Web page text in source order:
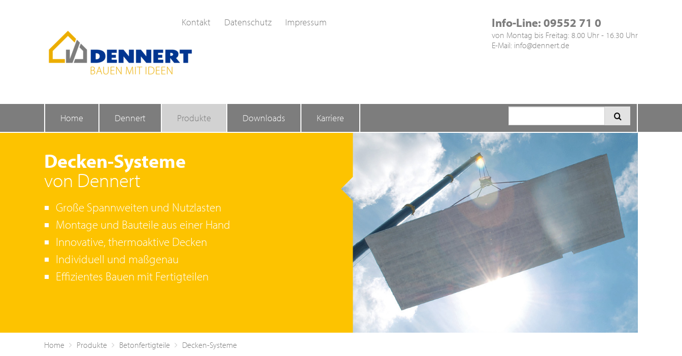
Kontakt Datenschutz Impressum Info-Line: 09552 71 0
von Montag bis Freitag: 8.00 Uhr - 16.30 Uhr
E-Mail: info@dennert.de
Home Dennert Produkte Downloads Karriere
Decken-Systeme
von Dennert
Große Spannweiten und Nutzlasten
Montage und Bauteile aus einer Hand
Innovative, thermoaktive Decken
Individuell und maßgenau
Effizientes Bauen mit Fertigteilen
Home Produkte Betonfertigteile Decken-Systeme